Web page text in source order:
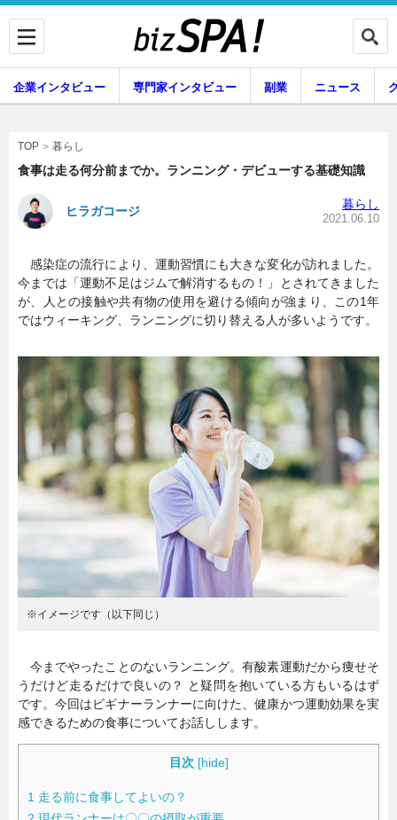
企業インタビュー 専門家インタビュー
副業 ニュース
グルメ スキル
暮らし エンタメ
連載一覧
企業インタビュー 専門家インタビュー 副業 ニュース
TOP 暮らし
食事は走る何分前までか。ランニング・デビューする基礎知識
ヒラガコージ 暮らし
2021.06.10
感染症の流行により、運動習慣にも大きな変化が訪れました。
今までは「運動不足はジムで解消するもの！」とされてきました
が、人との接触や共有物の使用を避ける傾向が強まり、この1年
ではウィーキング、ランニングに切り替える人が多いようです。
※イメージです（以下同じ）
今までやったことのないランニング。有酸素運動だから痩せそ
うだけど走るだけで良いの？ と疑問を抱いている方もいるはず
です。今回はビギナーランナーに向けた、健康かつ運動効果を実
感できるための食事についてお話しします。
目次 [hide]
1 走る前に食事してよいの？